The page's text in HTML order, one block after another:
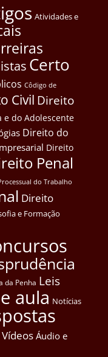
Atividades e
Certo
Côdigo de
Civil Direito
e do Adolescente
Direito do
Direito
Penal
do Trabalho
Direito
e Formação
da Penha Leis
aula Notícias
Vídeos Áudio e